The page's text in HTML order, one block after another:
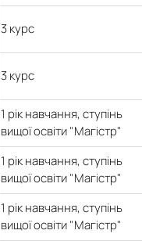
3 курс
3 курс
1 рік навчання, ступінь
вищої освіти "Магістр"
1 рік навчання, ступінь
вищої освіти "Магістр"
1 рік навчання, ступінь
вищої освіти "Магістр"